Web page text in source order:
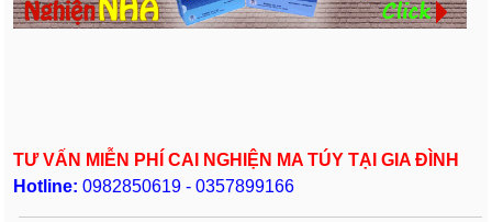
TƯ VẤN MIỄN PHÍ CAI NGHIỆN MA TÚY TẠI GIA ĐÌNH
Hotline: 0982850619 - 0357899166